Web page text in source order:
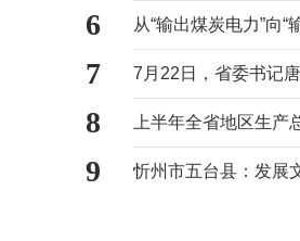
6 从“输出煤炭电力”向“
7
8
9